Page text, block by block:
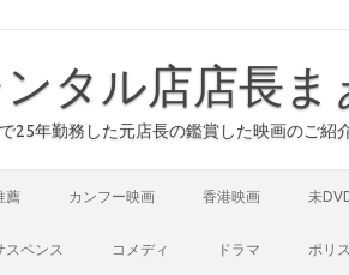
タル店店長
25年勤務した元店長の鑑賞した映画のご紹
薦 カンフー映画 香港映画 未
スペンス コメディ ドラマ ポリ